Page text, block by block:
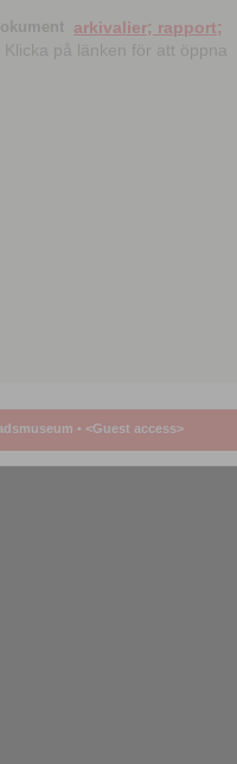
arkivalier; rapport;
; Klicka på länken för att öppna
• <Guest access>